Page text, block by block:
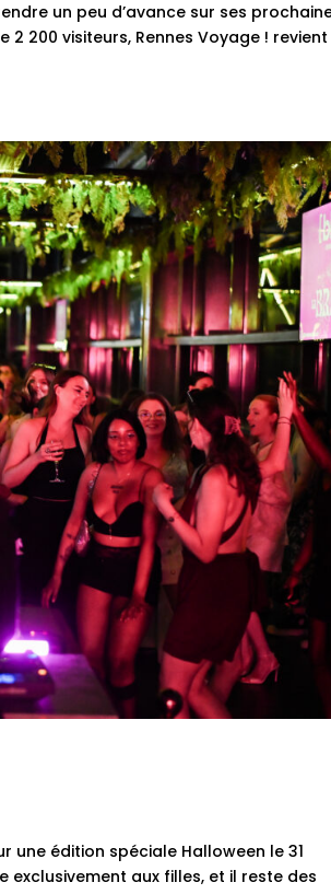
un peu d’avance sur ses
200 visiteurs, Rennes Voyage ! revient
une édition spéciale Halloween le 31
aux filles, et il reste des